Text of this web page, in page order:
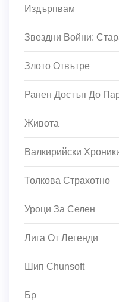
Издърпвам
Звездни Войни:
Злото Отвътре
Ранен Достъп До
Живота
Валкирийски
Толкова Страхотно
Уроци За Селен
Лига От Легенди
Шип Chunsoft
Бр